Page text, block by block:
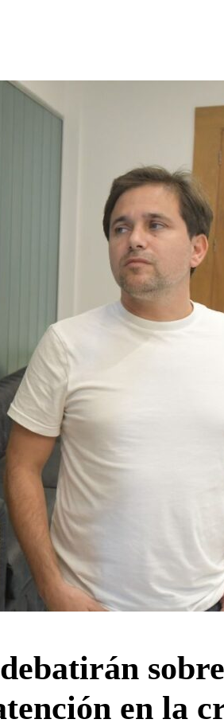
en la